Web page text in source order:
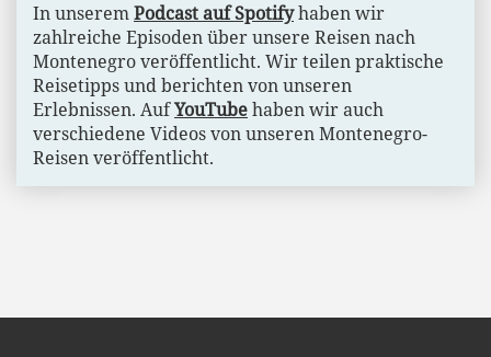
In unseremPodcast auf Spotifyhaben wir
zahlreiche Episoden über unsere Reisen nach
Montenegro veröffentlicht. Wir teilen praktische
Reisetipps und berichten von unseren
Erlebnissen. AufYouTubehaben wir auch
verschiedene Videos von unseren Montenegro-
Reisen veröffentlicht.